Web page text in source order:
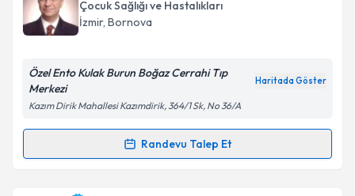
takvim hazırlandığında e-posta ile bilgilendireceğiz.
Kişisel verilerimin işlenmesine ilişkinAydınlatma
'ni okudum ve kişisel verilerimin belirtilen
kapsamda işlenmesini kabul ediyorum.
Çocuk Sağlığı ve Hastalıkları
İzmir, Bornova
Özel Ento Kulak Burun Boğaz Cerrahi Tıp
Merkezi
Haritada Göster
Kazım Dirik Mahallesi Kazımdirik, 364/1 Sk, No 36/A
Randevu Talep Et
Randevu Takvimi Talebi